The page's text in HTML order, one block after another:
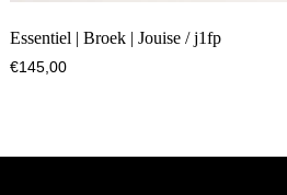
Essentiel | Broek | Jouise / j1fp
€145,00